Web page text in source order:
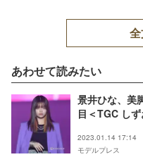
あわせて読みたい
景井ひな、美
目＜TGC しず
2023.01.14 17:14
モデルプレス